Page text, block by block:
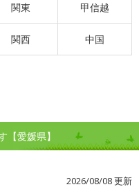
関東 甲信越
関西 中国
【愛媛県】
2026/08/08 更新